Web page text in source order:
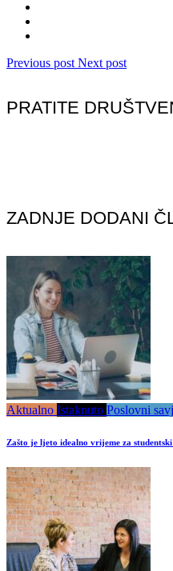
Previous post Next post
PRATITE
ZADNJE DODANI
Aktualno Istaknuto Poslovni
Zašto je ljeto idealno vrijeme za studentski